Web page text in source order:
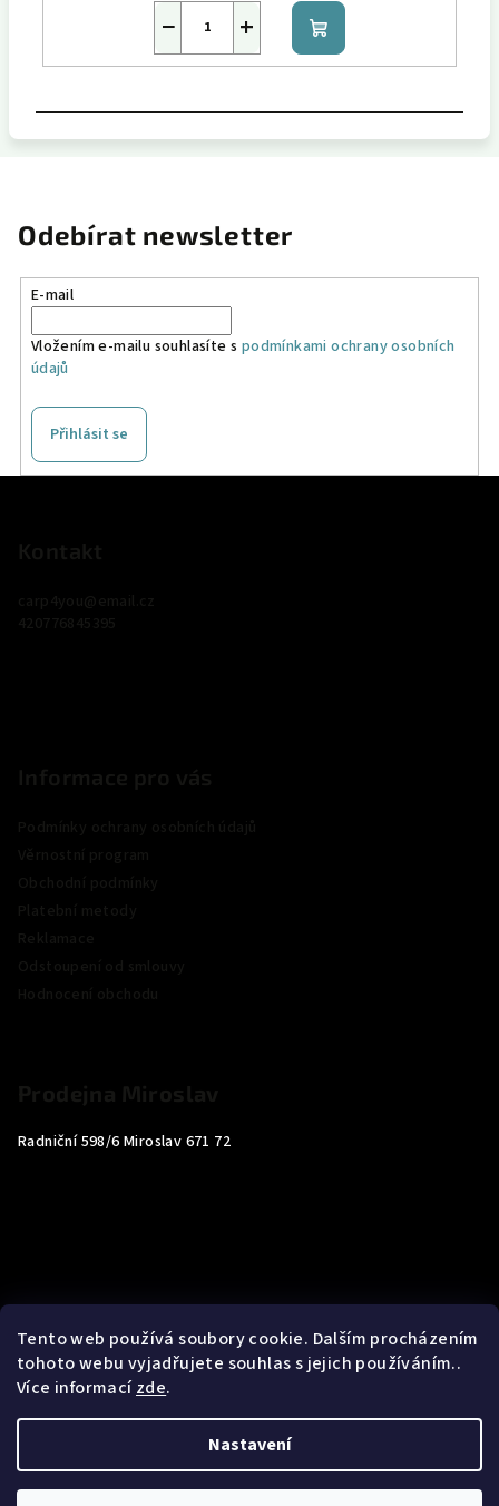
Tento web používá soubory cookie. Dalším procházením
tohoto webu vyjadřujete souhlas s jejich používáním..
Více informacízde.
Nastavení
+
− Do
košíku
Odebírat newsletter
E-mail
Vložením e-mailu souhlasíte s podmínkami ochrany osobních
údajů
Přihlásit se
Radniční 598/6 Miroslav 671 72